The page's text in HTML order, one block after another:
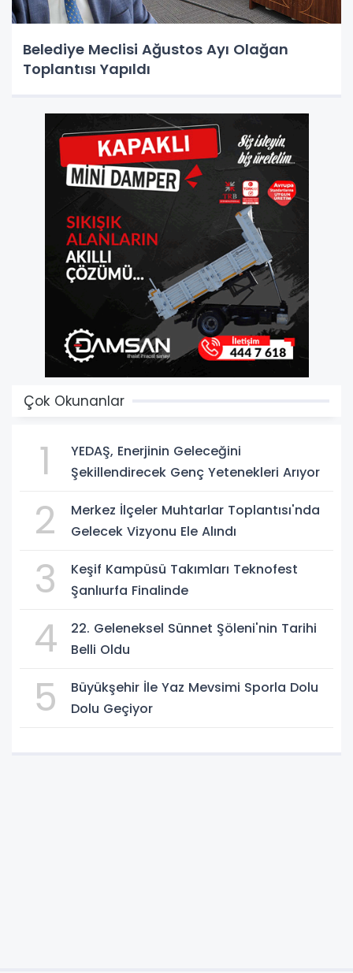
Belediye Meclisi Ağustos Ayı Olağan
Toplantısı Yapıldı
Çok Okunanlar
1
YEDAŞ, Enerjinin Geleceğini
Şekillendirecek Genç Yetenekleri Arıyor
2
Merkez İlçeler Muhtarlar Toplantısı'nda
Gelecek Vizyonu Ele Alındı
3
Keşif Kampüsü Takımları Teknofest
Şanlıurfa Finalinde
4
22. Geleneksel Sünnet Şöleni'nin Tarihi
Belli Oldu
5
Büyükşehir İle Yaz Mevsimi Sporla Dolu
Dolu Geçiyor